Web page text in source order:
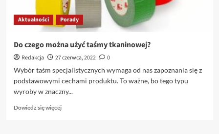
Aktualności Porady
Do czego można użyć taśmy tkaninowej?
Redakcja 27 czerwca, 2022
0
Wybór taśm specjalistycznych wymaga od nas zapoznania się z
podstawowymi cechami produktu. To ważne, bo tego typu
wyroby w znaczny...
Dowiedz się więcejDowiedz